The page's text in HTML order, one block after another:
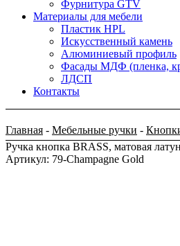
Фурнитура GTV
Материалы для мебели
Пластик HPL
Искусственный камень
Алюминиевый профиль
Фасады МДФ (пленка,
ЛДСП
Контакты
Главная - Мебельные ручки -
Ручка кнопка BRASS, матовая
Артикул: 79-Champagne Gold